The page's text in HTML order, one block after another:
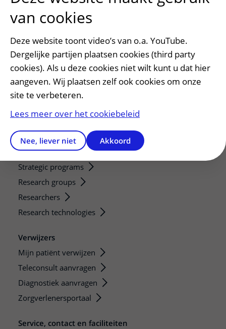
Afspraak maken of wijzigen
Voorbereiden op uw afspraak
Wijzigen patiëntgegevens
Opvragen kopie dossier
Bezoektijden
Onderwijs en onderzoek
Stage en opleidingsplaatsen
Research
Strategic programs
Research groups
Researchers
Research technologies
Verwijzers
Mijn patiënt verwijzen
Teleconsult aanvragen
Diagnostiek aanvragen
Zorgverlenersportaal
Service, contact en faciliteiten
van cookies
Deze website toont video’s van o.a. YouTube.
Dergelijke partijen plaatsen cookies (third party
cookies). Als u deze cookies niet wilt kunt u dat hier
aangeven. Wij plaatsen zelf ook cookies om onze
site te verbeteren.
Lees meer over het cookiebeleid
Nee, liever niet Akkoord